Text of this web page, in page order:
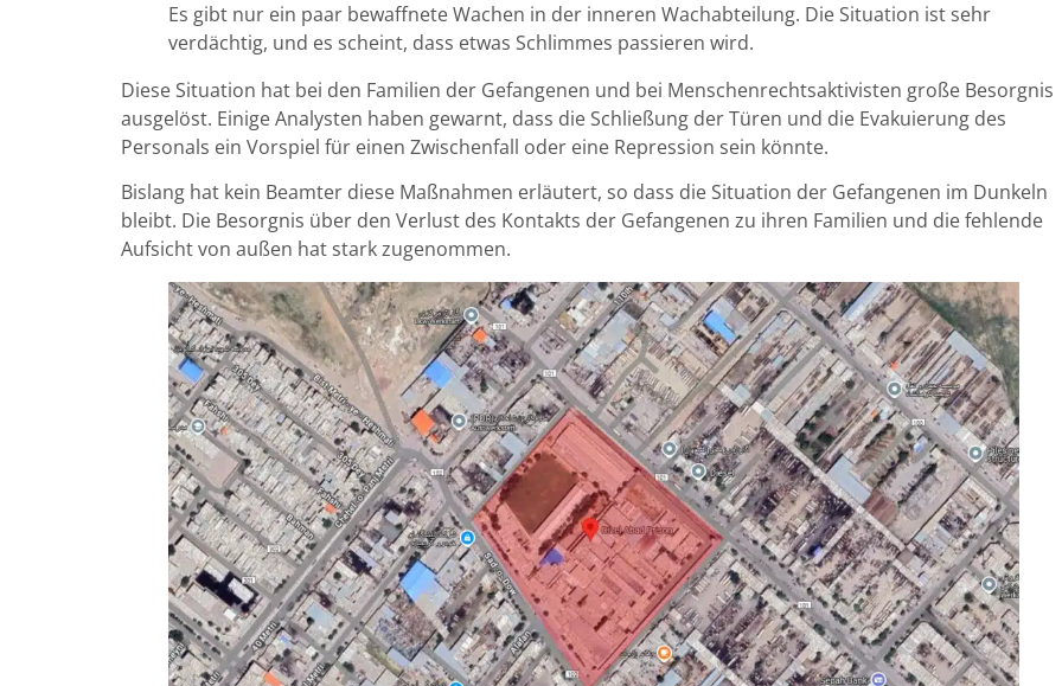
Es gibt nur ein paar bewaffnete Wachen in der inneren Wachabteilung. Die Situation ist sehr
verdächtig, und es scheint, dass etwas Schlimmes passieren wird.
Diese Situation hat bei den Familien der Gefangenen und bei Menschenrechtsaktivisten große Besorgnis
ausgelöst. Einige Analysten haben gewarnt, dass die Schließung der Türen und die Evakuierung des
Personals ein Vorspiel für einen Zwischenfall oder eine Repression sein könnte.
Bislang hat kein Beamter diese Maßnahmen erläutert, so dass die Situation der Gefangenen im Dunkeln
bleibt. Die Besorgnis über den Verlust des Kontakts der Gefangenen zu ihren Familien und die fehlende
Aufsicht von außen hat stark zugenommen.